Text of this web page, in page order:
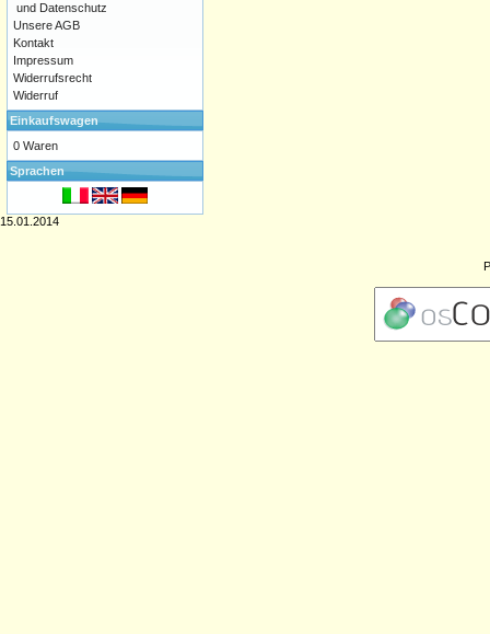
und Datenschutz
Unsere AGB
Kontakt
Impressum
Widerrufsrecht
Widerruf
Einkaufswagen
0 Waren
Sprachen
15.01.2014